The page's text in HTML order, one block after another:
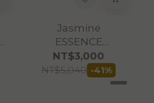
Jasmine
ESSENCE
LOTION 100mL x
3 純情茉莉花露乳液
NT$3,000
NT$5,040 -41%